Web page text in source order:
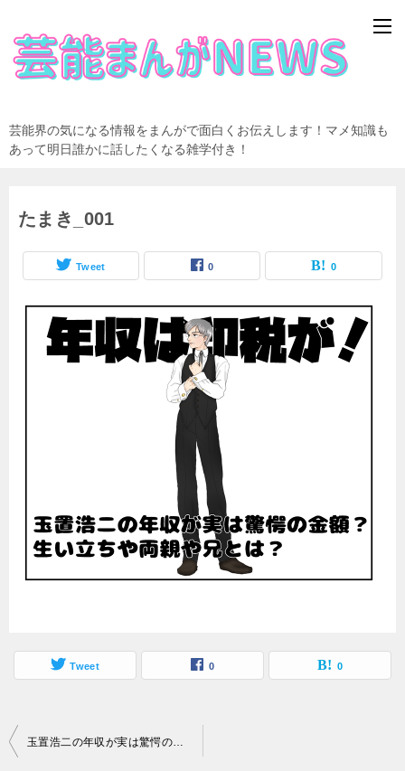
芸能界の気になる情報をまんがで面白くお伝えします！マメ知識も
あって明日誰かに話したくなる雑学付き！
たまき_001
Tweet 0 0
Tweet 0 0
投
玉置浩二の年収が実は驚愕の金額？生い立ちや両親や兄とは？